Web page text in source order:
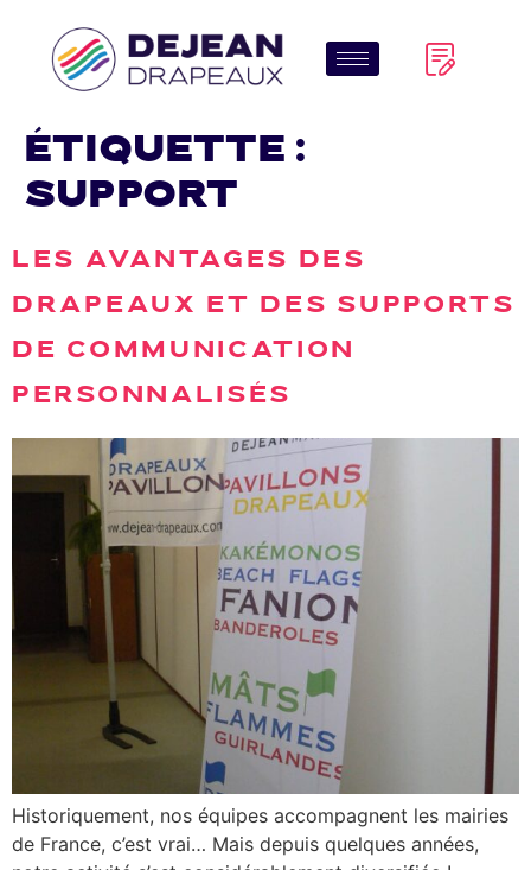
Étiquette :
support
LES AVANTAGES DES
DRAPEAUX ET DES SUPPORTS
DE COMMUNICATION
PERSONNALISÉS
Historiquement, nos équipes accompagnent les mairies
de France, c’est vrai… Mais depuis quelques années,